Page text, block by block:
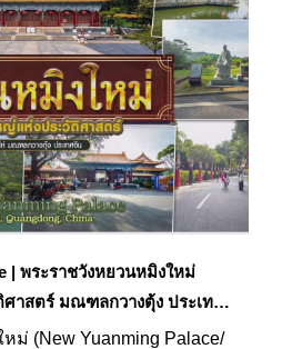
| พระราชวังหยวนหมิงใหม่
าสตร์ มณฑลกวางตุ้ง ประเทศ
ม่ (New Yuanming Palace/